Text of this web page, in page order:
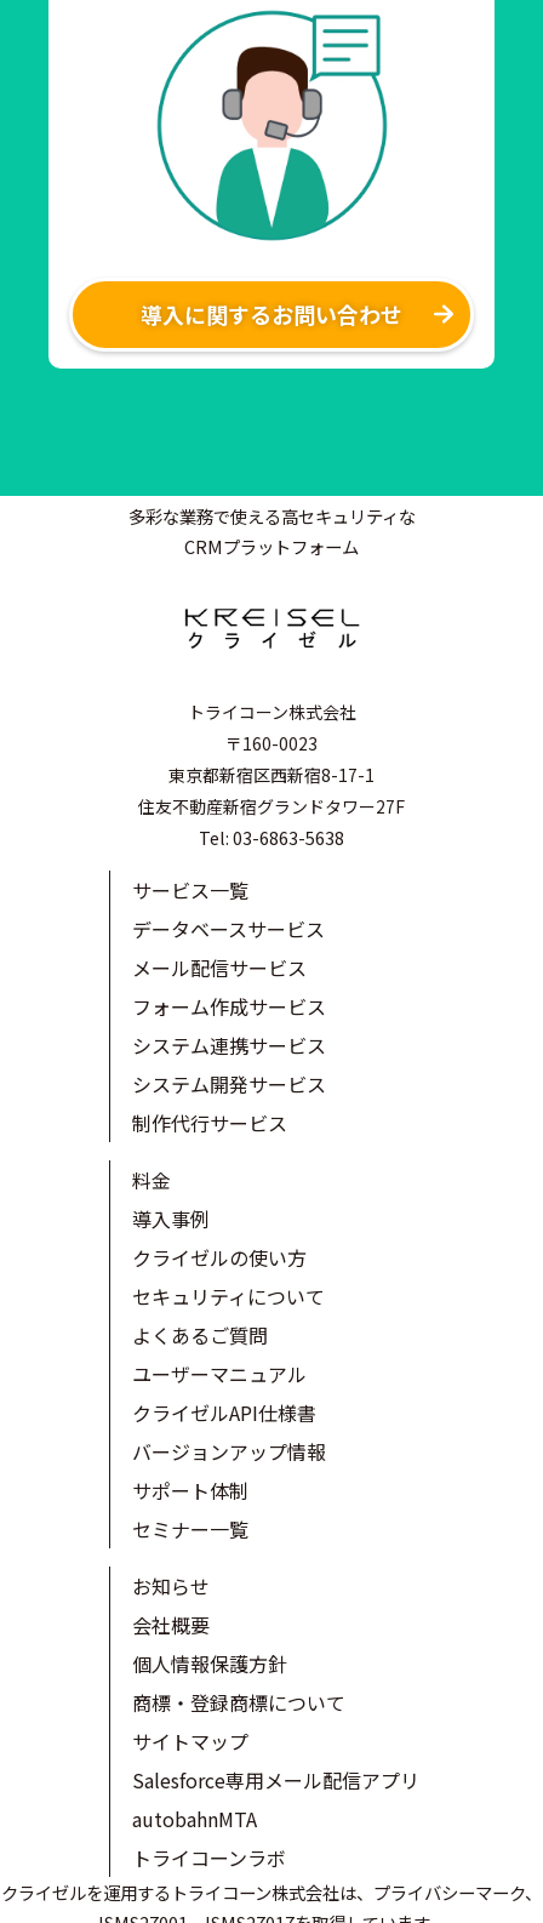
導入に関するお問い合わせ
多彩な業務で使える高セキュリティな
CRMプラットフォーム
トライコーン株式会社
〒160-0023
東京都新宿区西新宿8-17-1
住友不動産新宿グランドタワー27F
Tel: 03-6863-5638
サービス一覧
データベースサービス
メール配信サービス
フォーム作成サービス
システム連携サービス
システム開発サービス
制作代行サービス
料金
導入事例
クライゼルの使い方
セキュリティについて
よくあるご質問
ユーザーマニュアル
クライゼルAPI仕様書
バージョンアップ情報
サポート体制
セミナー一覧
お知らせ
会社概要
個人情報保護方針
商標・登録商標について
サイトマップ
Salesforce専用メール配信アプリ
autobahnMTA
トライコーンラボ
クライゼルを運用するトライコーン株式会社は、プライバシーマーク、